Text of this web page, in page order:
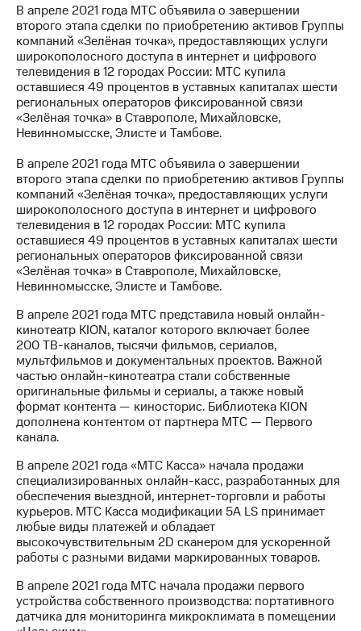
В апреле 2021 года МТС объявила о завершении
второго этапа сделки по приобретению активов Группы
компаний «Зелёная точка», предоставляющих услуги
широкополосного доступа в интернет и цифрового
телевидения в 12 городах России: МТС купила
оставшиеся 49 процентов в уставных капиталах шести
региональных операторов фиксированной связи
«Зелёная точка» в Ставрополе, Михайловске,
Невинномысске, Элисте и Тамбове.
В апреле 2021 года МТС объявила о завершении
второго этапа сделки по приобретению активов Группы
компаний «Зелёная точка», предоставляющих услуги
широкополосного доступа в интернет и цифрового
телевидения в 12 городах России: МТС купила
оставшиеся 49 процентов в уставных капиталах шести
региональных операторов фиксированной связи
«Зелёная точка» в Ставрополе, Михайловске,
Невинномысске, Элисте и Тамбове.
В апреле 2021 года МТС представила новый онлайн-
кинотеатр KION, каталог которого включает более
200 ТВ-каналов, тысячи фильмов, сериалов,
мультфильмов и документальных проектов. Важной
частью онлайн-кинотеатра стали собственные
оригинальные фильмы и сериалы, а также новый
формат контента — киносторис. Библиотека KION
дополнена контентом от партнера МТС — Первого
канала.
В апреле 2021 года «МТС Касса» начала продажи
специализированных онлайн-касс, разработанных для
обеспечения выездной, интернет-торговли и работы
курьеров. МТС Касса модификации 5А LS принимает
любые виды платежей и обладает
высокочувствительным 2D сканером для ускоренной
работы с разными видами маркированных товаров.
В апреле 2021 года МТС начала продажи первого
устройства собственного производства: портативного
датчика для мониторинга микроклимата в помещении